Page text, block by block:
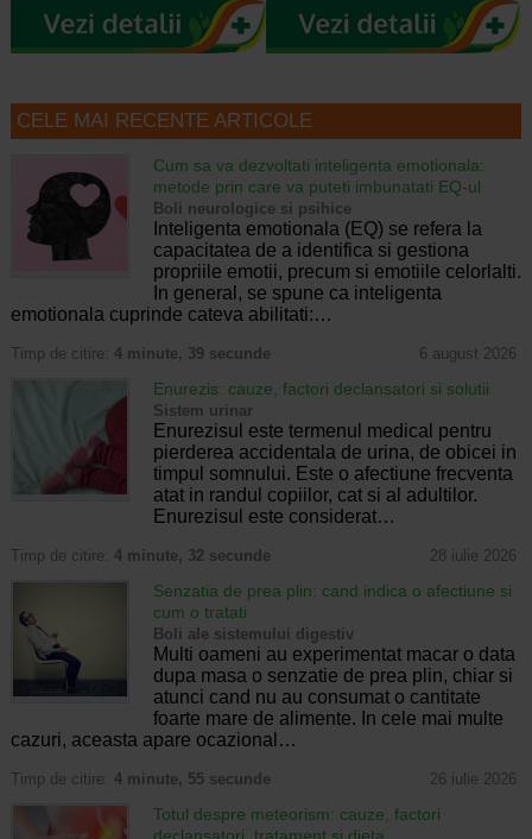
CELE MAI RECENTE ARTICOLE
Cum sa va dezvoltati inteligenta emotionala:
metode prin care va puteti imbunatati EQ-ul
Boli neurologice si psihice
Inteligenta emotionala (EQ) se refera la
capacitatea de a identifica si gestiona
propriile emotii, precum si emotiile celorlalti.
In general, se spune ca inteligenta
emotionala cuprinde cateva abilitati:…
Timp de citire: 4 minute, 39 secunde 6 august 2026
Enurezis: cauze, factori declansatori si solutii
Sistem urinar
Enurezisul este termenul medical pentru
pierderea accidentala de urina, de obicei in
timpul somnului. Este o afectiune frecventa
atat in randul copiilor, cat si al adultilor.
Enurezisul este considerat…
Timp de citire: 4 minute, 32 secunde 28 iulie 2026
Senzatia de prea plin: cand indica o afectiune si
cum o tratati
Boli ale sistemului digestiv
Multi oameni au experimentat macar o data
dupa masa o senzatie de prea plin, chiar si
atunci cand nu au consumat o cantitate
foarte mare de alimente. In cele mai multe
cazuri, aceasta apare ocazional…
Timp de citire: 4 minute, 55 secunde 26 iulie 2026
Totul despre meteorism: cauze, factori